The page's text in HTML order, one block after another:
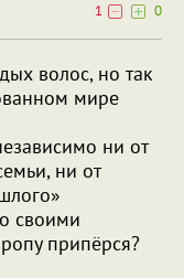
1
0
волос, но так
мире
ни от
ни от
своими
припёрся?